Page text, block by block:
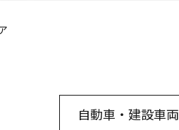
自動車・建設車両